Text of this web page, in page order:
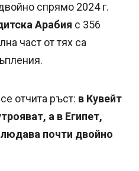
спрямо 2024 г.
Арабия с 356
част от тях са
отчита ръст: в Кувейт
а в Египет,
почти двойно